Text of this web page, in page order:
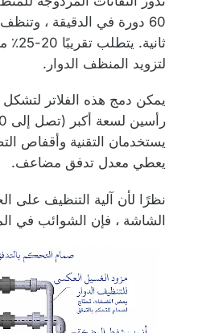
60 دورة في الدقيقة ،
لتزويد المنظف الدوار.
يمكن دمج هذه الفلاتر لتشكل
يستخدمان التقنية وأقفاص
يعطي معدل تدفق مضاعف.
نظرًا لأن آلية التنظيف على
الشاشة ، فإن الشوائب في